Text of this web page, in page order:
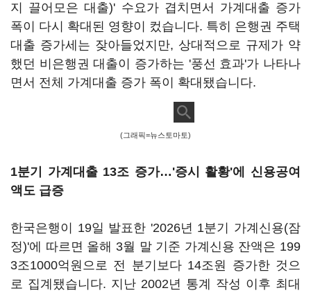
지 끌어모은 대출)' 수요가 겹치면서 가계대출 증가
폭이 다시 확대된 영향이 컸습니다. 특히 은행권 주택
대출 증가세는 잦아들었지만, 상대적으로 규제가 약
했던 비은행권 대출이 증가하는 '풍선 효과'가 나타나
면서 전체 가계대출 증가 폭이 확대됐습니다.
(그래픽=뉴스토마토)
1분기 가계대출 13조 증가…'증시 활황'에 신용공여
액도 급증
한국은행이 19일 발표한 '2026년 1분기 가계신용(잠
정)'에 따르면 올해 3월 말 기준 가계신용 잔액은 199
3조1000억원으로 전 분기보다 14조원 증가한 것으
로 집계됐습니다. 지난 2002년 통계 작성 이후 최대